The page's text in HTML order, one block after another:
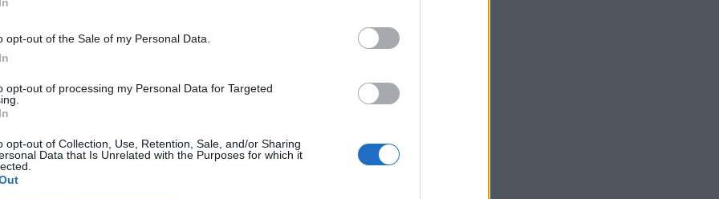
opt-out of the Sale of my Personal Data.
opt-out of processing my Personal Data for Targeted
opt-out of Collection, Use, Retention, Sale, and/or Sharing
Data that Is Unrelated with the Purposes for which it
kompleksów. Potrzebował więcej uwagi, o którą
Te wady jego charakteru znalazły ujście, kiedy
która od razu rozpoznała w nim osobę
rodzeństwu. Edmund pozwolił się omamić i
z Czarownicą, którą chciała ich śmierci.
i kiedy udało mu się wrócić do rodziny, skierował
Odznaczył się sprytem, odwagą i poświęceniem w
urazy i kompleksy potrafią doprowadzić
każdy z nas ma szansę na zadośćuczynienie.